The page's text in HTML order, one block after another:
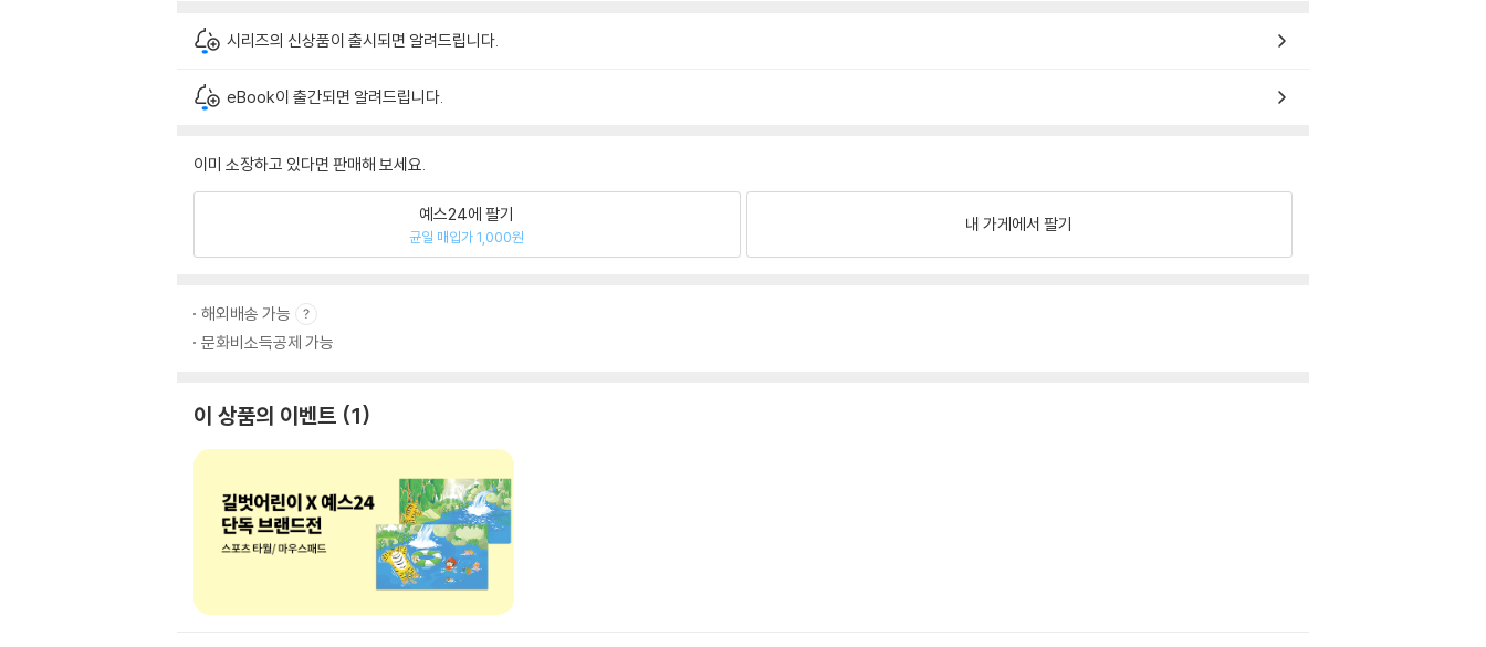
시리즈의 신상품이 출시되면 알려드립니다.
eBook이 출간되면 알려드립니다.
이미 소장하고 있다면 판매해 보세요.
예스24에 팔기
균일 매입가 1,000원
내 가게에서 팔기
해외배송 가능
문화비소득공제 가능
이 상품의 이벤트 1